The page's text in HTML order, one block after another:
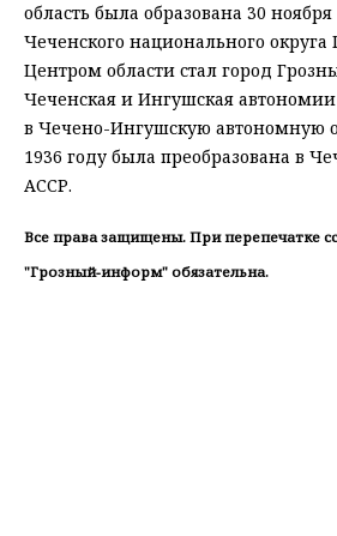
область была образована 30 ноября
Чеченского национального округа
Центром области стал город
Чеченская и Ингушская
в Чечено-Ингушскую автономную
1936 году была преобразована в
АССР.
Все права защищены. При перепечатке
"Грозный-информ" обязательна.